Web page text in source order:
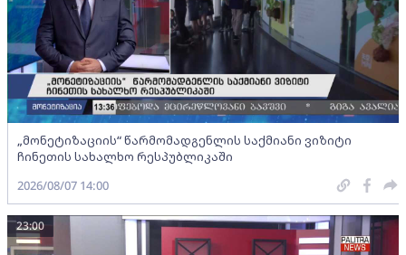
„მონეტიზაციის“ წარმომადგენლის საქმიანი ვიზიტი
ჩინეთის სახალხო რესპუბლიკაში
2026/08/07 14:00
23:00